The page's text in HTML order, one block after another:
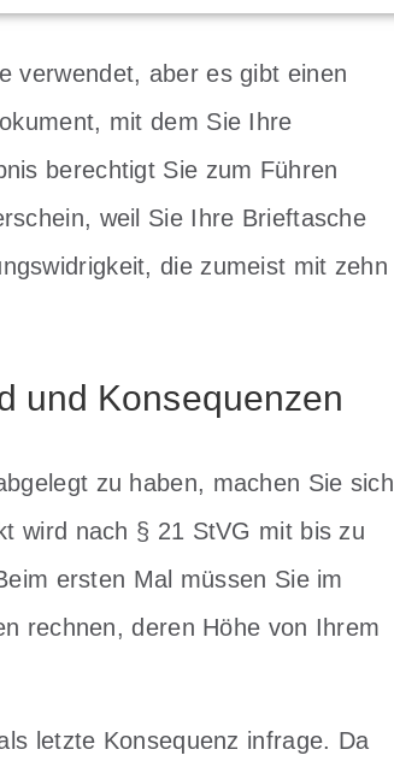
verwendet, aber es gibt einen
mit dem Sie Ihre
berechtigt Sie zum Führen
weil Sie Ihre Brieftasche
die zumeist mit zehn
und Konsequenzen
zu haben, machen Sie sich
wird nach § 21 StVG mit bis zu
ersten Mal müssen Sie im
rechnen, deren Höhe von Ihrem
letzte Konsequenz infrage. Da